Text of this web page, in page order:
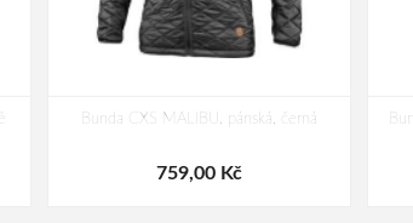
Bunda CXS MALIBU, pánská, černá
759,00 Kč